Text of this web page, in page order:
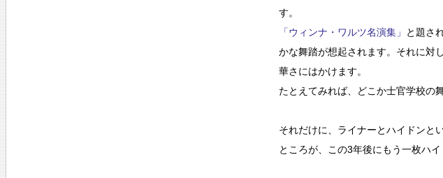
す。
「ウィンナ・ワルツ名演集」
と題さ
かな舞踏が想起されます。それに対
華さにはかけます。
たとえてみれば、どこか士官学校の
それだけに、ライナーとハイドンと
ところが、この3年後にもう一枚ハ